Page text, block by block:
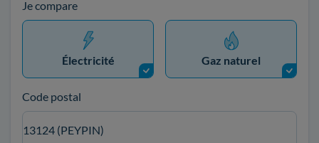
Je compare
Électricité Gaz naturel
Code postal
13124 (PEYPIN)